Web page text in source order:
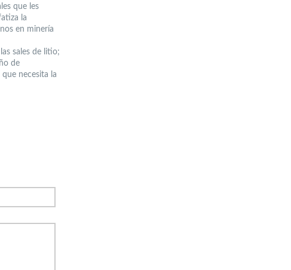
que les
la
en minería
sales de litio;
de
necesita la